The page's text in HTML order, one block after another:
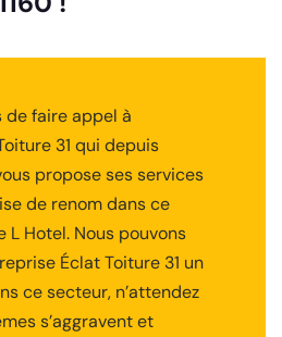
de faire appel à
31 qui depuis
propose ses services
de renom dans ce
L Hotel. Nous pouvons
Éclat Toiture 31 un
ce secteur, n’attendez
s’aggravent et